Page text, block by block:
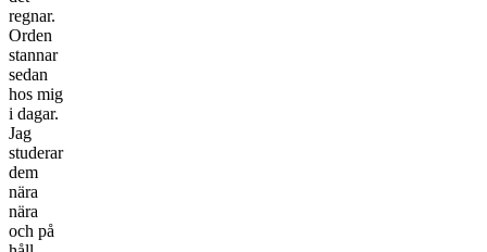
regnar.
Orden
stannar
sedan
hos mig
i dagar.
Jag
studerar
dem
nära
nära
och på